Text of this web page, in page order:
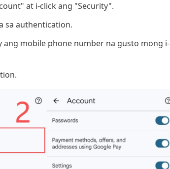
at i-click ang "Security".
sa authentication.
mobile phone number na gusto mong i-